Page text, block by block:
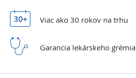
Viac ako 30 rokov na trhu
Garancia lekárskeho grémia